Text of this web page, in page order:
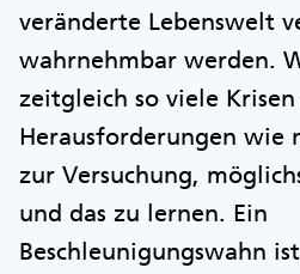
veränderte Lebenswelt
wahrnehmbar werden.
zeitgleich so viele
Herausforderungen wie
zur Versuchung,
und das zu lernen. Ein
Beschleunigungswahn